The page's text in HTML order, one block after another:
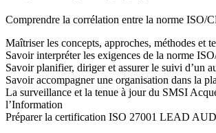
Comprendre la corrélation entre la norme ISO/
Maîtriser les concepts, approches, méthodes et
Savoir interpréter les exigences de la norme
Savoir planifier, diriger et assurer le suivi d’un
Savoir accompagner une organisation dans la
La surveillance et la tenue à jour du SMSI
l’Information
Préparer la certification ISO 27001 LEAD